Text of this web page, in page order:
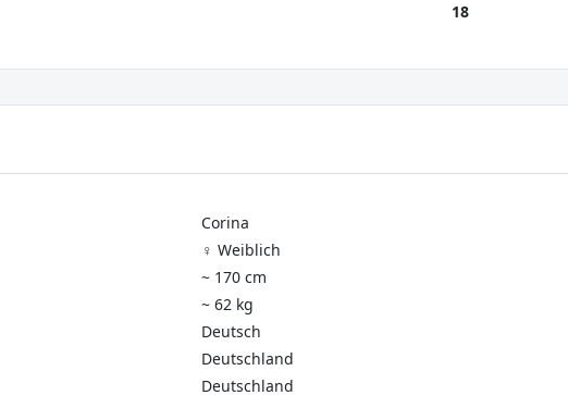
18
Corina
♀️ Weiblich
~ 170 cm
~ 62 kg
Deutsch
Deutschland
Deutschland